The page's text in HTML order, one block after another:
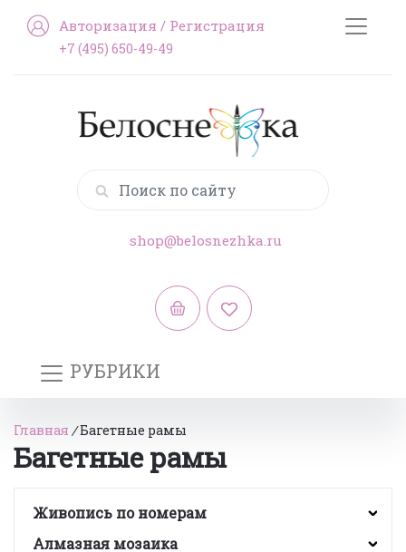
Авторизация / Регистрация
+7 (495) 650-49-49
shop@belosnezhka.ru
РУБРИКИ
Главная /Багетные рамы
Багетные рамы
Живопись по номерам
Алмазная мозаика